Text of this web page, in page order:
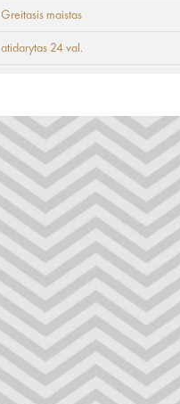
Greitasis maistas
atidarytas 24 val.